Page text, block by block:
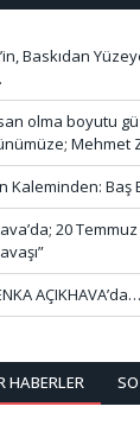
Baskıdan
olma boyutu
Mehmet
Kaleminden: Baş
20
AÇIKHAVA’da…
HABERLER